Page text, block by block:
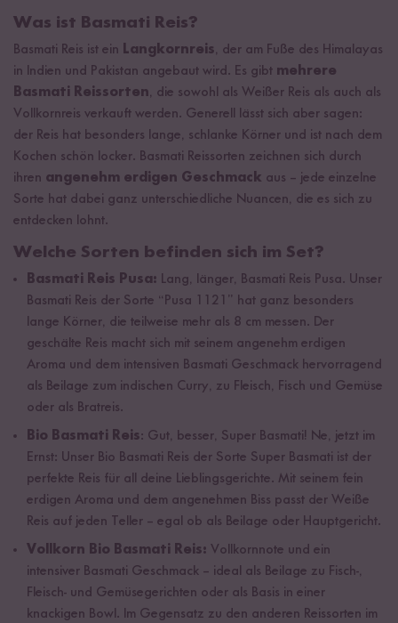
Was ist Basmati Reis?
Basmati Reis ist ein Langkornreis, der am Fuße des Himalayas
in Indien und Pakistan angebaut wird. Es gibt mehrere
Basmati Reissorten, die sowohl als Weißer Reis als auch als
Vollkornreis verkauft werden. Generell lässt sich aber sagen:
der Reis hat besonders lange, schlanke Körner und ist nach dem
Kochen schön locker. Basmati Reissorten zeichnen sich durch
ihren angenehm erdigen Geschmack aus – jede einzelne
Sorte hat dabei ganz unterschiedliche Nuancen, die es sich zu
entdecken lohnt.
Welche Sorten befinden sich im Set?
Basmati Reis Pusa: Lang, länger, Basmati Reis Pusa. Unser
Basmati Reis der Sorte “Pusa 1121” hat ganz besonders
lange Körner, die teilweise mehr als 8 cm messen. Der
geschälte Reis macht sich mit seinem angenehm erdigen
Aroma und dem intensiven Basmati Geschmack hervorragend
als Beilage zum indischen Curry, zu Fleisch, Fisch und Gemüse
oder als Bratreis.
Bio Basmati Reis: Gut, besser, Super Basmati! Ne, jetzt im
Ernst: Unser Bio Basmati Reis der Sorte Super Basmati ist der
perfekte Reis für all deine Lieblingsgerichte. Mit seinem fein
erdigen Aroma und dem angenehmen Biss passt der Weiße
Reis auf jeden Teller – egal ob als Beilage oder Hauptgericht.
Vollkorn Bio Basmati Reis: Vollkornnote und ein
intensiver Basmati Geschmack – ideal als Beilage zu Fisch-,
Fleisch- und Gemüsegerichten oder als Basis in einer
knackigen Bowl. Im Gegensatz zu den anderen Reissorten im